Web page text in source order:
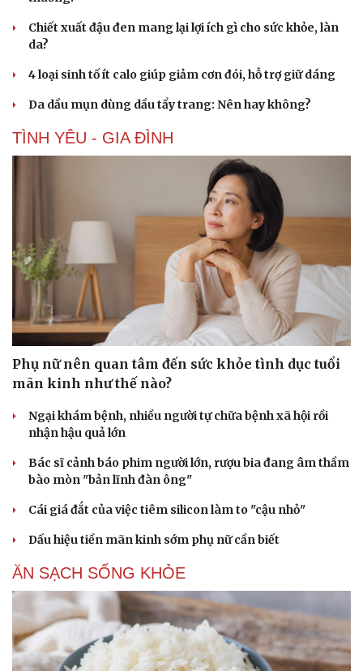
Chiết xuất đậu đen mang lại lợi ích gì cho sức khỏe, làn
da?
4 loại sinh tố ít calo giúp giảm cơn đói, hỗ trợ giữ dáng
Da dầu mụn dùng dầu tẩy trang: Nên hay không?
TÌNH YÊU - GIA ĐÌNH
Phụ nữ nên quan tâm đến sức khỏe tình dục tuổi
mãn kinh như thế nào?
Ngại khám bệnh, nhiều người tự chữa bệnh xã hội rồi
nhận hậu quả lớn
Bác sĩ cảnh báo phim người lớn, rượu bia đang âm thầm
bào mòn "bản lĩnh đàn ông"
Cái giá đắt của việc tiêm silicon làm to "cậu nhỏ"
Dấu hiệu tiền mãn kinh sớm phụ nữ cần biết
ĂN SẠCH SỐNG KHỎE